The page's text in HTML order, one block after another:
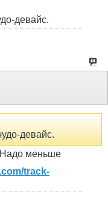
девайс.
девайс.
Надо меньше
track-